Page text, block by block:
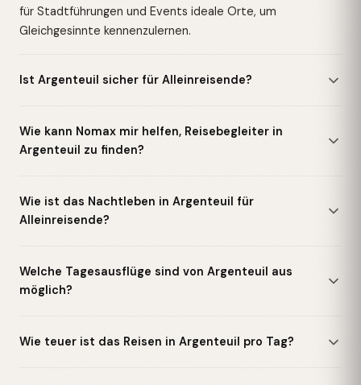
für Stadtführungen und Events ideale Orte, um
Gleichgesinnte kennenzulernen.
Ist Argenteuil sicher für Alleinreisende?
Wie kann Nomax mir helfen, Reisebegleiter in
Argenteuil zu finden?
Wie ist das Nachtleben in Argenteuil für
Alleinreisende?
Welche Tagesausflüge sind von Argenteuil aus
möglich?
Wie teuer ist das Reisen in Argenteuil pro Tag?